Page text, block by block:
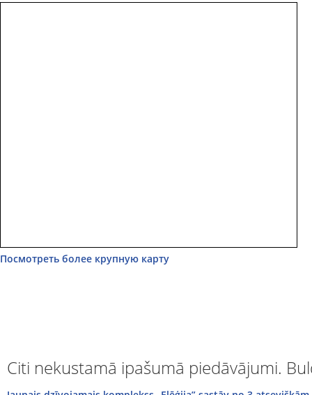
Посмотреть более крупную карту
Citi nekustamā ipašumā piedāvājumi.